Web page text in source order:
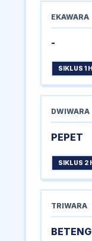
EKAWARA
-
SIKLUS 1
DWIWARA
PEPET
SIKLUS 2
TRIWARA
BETENG